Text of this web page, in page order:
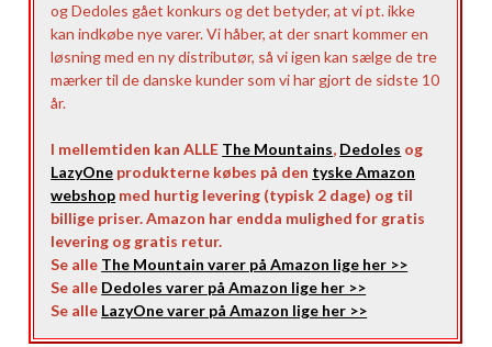
og Dedoles gået konkurs og det betyder, at vi pt. ikke
kan indkøbe nye varer. Vi håber, at der snart kommer en
løsning med en ny distributør, så vi igen kan sælge de tre
mærker til de danske kunder som vi har gjort de sidste 10
år.
I mellemtiden kan ALLE The Mountains, Dedoles og
LazyOne produkterne købes på den tyske Amazon
webshop med hurtig levering (typisk 2 dage) og til
billige priser. Amazon har endda mulighed for gratis
levering og gratis retur.
Se alle The Mountain varer på Amazon lige her >>
Se alle Dedoles varer på Amazon lige her >>
Se alle LazyOne varer på Amazon lige her >>